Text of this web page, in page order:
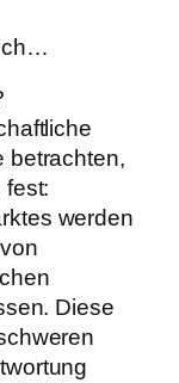
betrachten,
werden
Diese